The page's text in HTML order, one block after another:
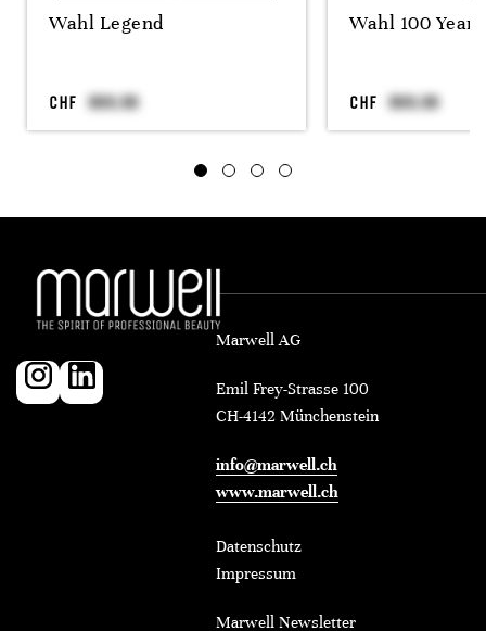
Wahl Legend
CHF
Wahl 100 Year
CHF
Marwell AG
Emil Frey-Strasse 100
CH-4142 Münchenstein
info@marwell.ch
www.marwell.ch
Datenschutz
Impressum
Marwell Newsletter